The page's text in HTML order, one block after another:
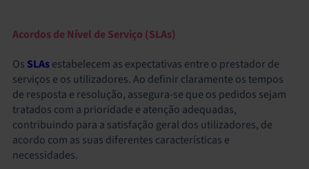
Acordos de Nível de Serviço (SLAs)
Os SLAsestabelecem as expectativas entre o prestador de
serviços e os utilizadores. Ao definir claramente os tempos
de resposta e resolução, assegura-se que os pedidos sejam
tratados com a prioridade e atenção adequadas,
contribuindo para a satisfação geral dos utilizadores, de
acordo com as suas diferentes características e
necessidades.